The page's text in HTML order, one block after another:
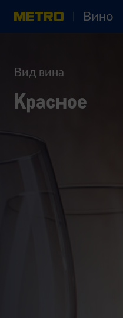
Вино
Вид вина
Красное